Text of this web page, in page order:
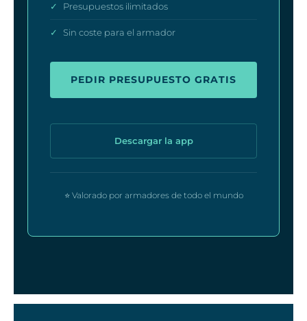
✓ Presupuestos ilimitados
✓ Sin coste para el armador
PEDIR PRESUPUESTO GRATIS
Descargar la app
⭐ Valorado por armadores de todo el mundo